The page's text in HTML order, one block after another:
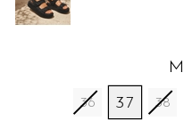
36 37 38